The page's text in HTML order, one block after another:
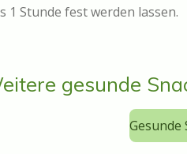
1 Stunde fest werden lassen.
gesunde
Gesunde